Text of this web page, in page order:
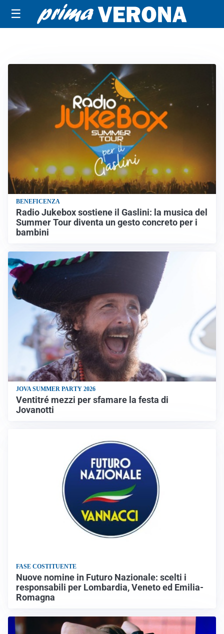
☰
BENEFICENZA
Radio Jukebox sostiene il Gaslini: la musica del
Summer Tour diventa un gesto concreto per i
bambini
JOVA SUMMER PARTY 2026
Ventitré mezzi per sfamare la festa di
Jovanotti
FASE COSTITUENTE
Nuove nomine in Futuro Nazionale: scelti i
responsabili per Lombardia, Veneto ed Emilia-
Romagna